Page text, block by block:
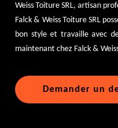
Weiss Toiture SRL, artisan
Falck & Weiss Toiture SRL
bon style et travaille avec
maintenant chez Falck &
Demander un